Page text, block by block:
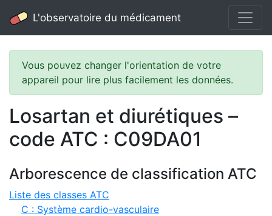
L'observatoire du médicament
Vous pouvez changer l'orientation de votre
appareil pour lire plus facilement les données.
Losartan et diurétiques –
code ATC : C09DA01
Arborescence de classification ATC
Liste des classes ATC
C : Système cardio-vasculaire